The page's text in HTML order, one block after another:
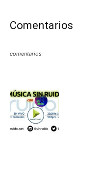
Comentarios
comentarios